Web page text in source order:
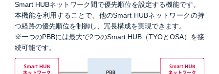
Smart HUBネットワーク間で優先順位を設定する機能です。
本機能を利用することで、他のSmart HUBネットワークの持
つ経路の優先順位を制御し、冗長構成を実現できます。
※一つのPBBには最大で2つのSmart HUB（TYOとOSA）を接
続可能です。